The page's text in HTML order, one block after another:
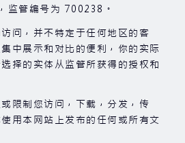
监管编号为 700238。
问，并不特定于任何地区的客
中展示和对比的便利，你的实际
择的实体从监管所获得的授权和
限制您访问，下载，分发，传
用本网站上发布的任何或所有文